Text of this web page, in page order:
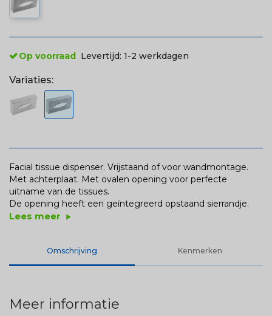
Op voorraad Levertijd: 1-2 werkdagen
Variaties:
Facial tissue dispenser. Vrijstaand of voor wandmontage.
Met achterplaat. Met ovalen opening voor perfecte
uitname van de tissues.
De opening heeft een geïntegreerd opstaand sierrandje.
Lees meer play_arrow
Omschrijving Kenmerken
Meer informatie